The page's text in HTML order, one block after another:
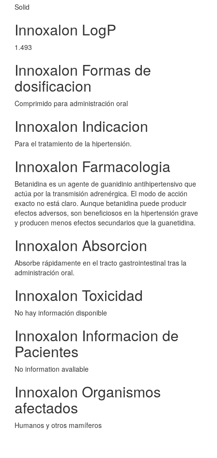
Solid
Innoxalon LogP
1.493
Innoxalon Formas de
dosificacion
Comprimido para administración oral
Innoxalon Indicacion
Para el tratamiento de la hipertensión.
Innoxalon Farmacologia
Betanidina es un agente de guanidinio antihipertensivo que
actúa por la transmisión adrenérgica. El modo de acción
exacto no está claro. Aunque betanidina puede producir
efectos adversos, son beneficiosos en la hipertensión grave
y producen menos efectos secundarios que la guanetidina.
Innoxalon Absorcion
Absorbe rápidamente en el tracto gastrointestinal tras la
administración oral.
Innoxalon Toxicidad
No hay información disponible
Innoxalon Informacion de
Pacientes
No information avaliable
Innoxalon Organismos
afectados
Humanos y otros mamíferos